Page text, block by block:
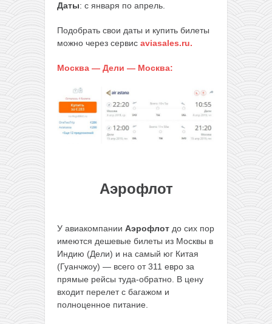
Даты: с января по апрель.
Подобрать свои даты и купить билеты
можно через сервис aviasales.ru.
Москва — Дели — Москва:
Аэрофлот
У авиакомпании Аэрофлот до сих пор
имеются дешевые билеты из Москвы в
Индию (Дели) и на самый юг Китая
(Гуанчжоу) — всего от 311 евро за
прямые рейсы туда-обратно. В цену
входит перелет с багажом и
полноценное питание.